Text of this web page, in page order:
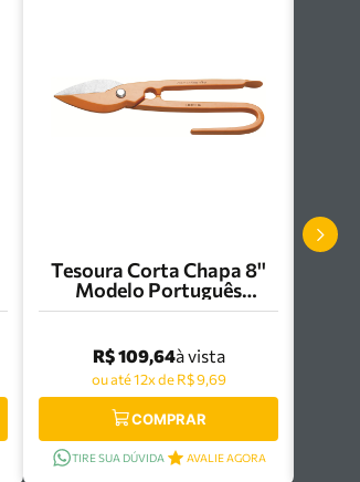
Tesoura Corta Chapa 8''
Modelo Português
Tramontina Pro -
R$ 109,64à vista
ou até 12x de R$ 9,69
COMPRAR
TIRE SUA DÚVIDA AVALIE AGORA